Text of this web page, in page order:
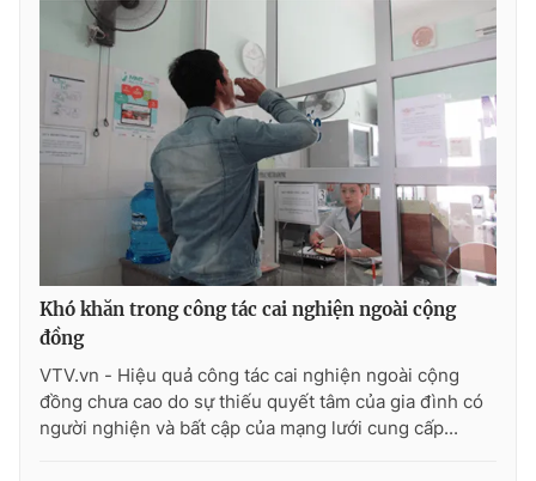
Khó khăn trong công tác cai nghiện ngoài cộng
đồng
VTV.vn - Hiệu quả công tác cai nghiện ngoài cộng
đồng chưa cao do sự thiếu quyết tâm của gia đình có
người nghiện và bất cập của mạng lưới cung cấp...